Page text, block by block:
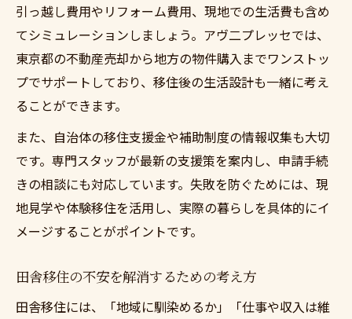
田舎移住前後の悩みを解決する支援内容
東京勤務を続ける田舎移住の新しい暮らし方
田舎移住しながら東京勤務を両立する方法
田舎移住と東京の仕事を続ける生活の工夫
田舎移住で変わるライフスタイルの提案
田舎移住と東京勤務の両立モデルを紹介
引っ越し費用やリフォーム費用、現地での生活費も含め
てシミュレーションしましょう。アヴ二プレッセでは、
東京都の不動産売却から地方の物件購入までワンストッ
プでサポートしており、移住後の生活設計も一緒に考え
ることができます。
また、自治体の移住支援金や補助制度の情報収集も大切
です。専門スタッフが最新の支援策を案内し、申請手続
きの相談にも対応しています。失敗を防ぐためには、現
地見学や体験移住を活用し、実際の暮らしを具体的にイ
メージすることがポイントです。
田舎移住の不安を解消するための考え方
田舎移住には、「地域に馴染めるか」「仕事や収入は維